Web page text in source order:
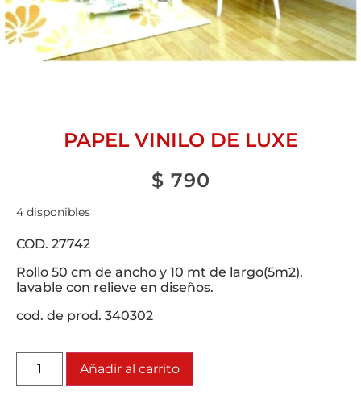
PAPEL VINILO DE LUXE
$ 790
4 disponibles
COD. 27742
Rollo 50 cm de ancho y 10 mt de largo(5m2),
lavable con relieve en diseños.
cod. de prod. 340302
Añadir al carrito